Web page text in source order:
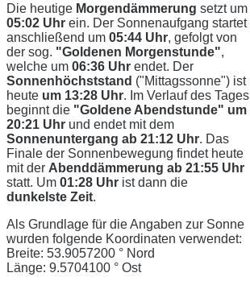
Die heutige Morgendämmerung setzt um
05:02 Uhr ein. Der Sonnenaufgang startet
anschließend um 05:44 Uhr, gefolgt von
der sog. "Goldenen Morgenstunde",
welche um 06:36 Uhr endet. Der
Sonnenhöchststand ("Mittagssonne") ist
heute um 13:28 Uhr. Im Verlauf des Tages
beginnt die "Goldene Abendstunde" um
20:21 Uhr und endet mit dem
Sonnenuntergang ab 21:12 Uhr. Das
Finale der Sonnenbewegung findet heute
mit der Abenddämmerung ab 21:55 Uhr
statt. Um 01:28 Uhr ist dann die
dunkelste Zeit.
Als Grundlage für die Angaben zur Sonne
wurden folgende Koordinaten verwendet:
Breite: 53.9057200 ° Nord
Länge: 9.5704100 ° Ost